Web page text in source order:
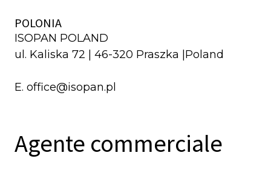
POLONIA
ISOPAN POLAND
ul. Kaliska 72 | 46-320 Praszka |Poland
E. office@isopan.pl
Agente commerciale